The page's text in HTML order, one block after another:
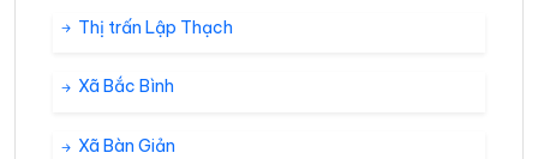
Thị trấn Lập Thạch
Xã Bắc Bình
Xã Bàn Giản